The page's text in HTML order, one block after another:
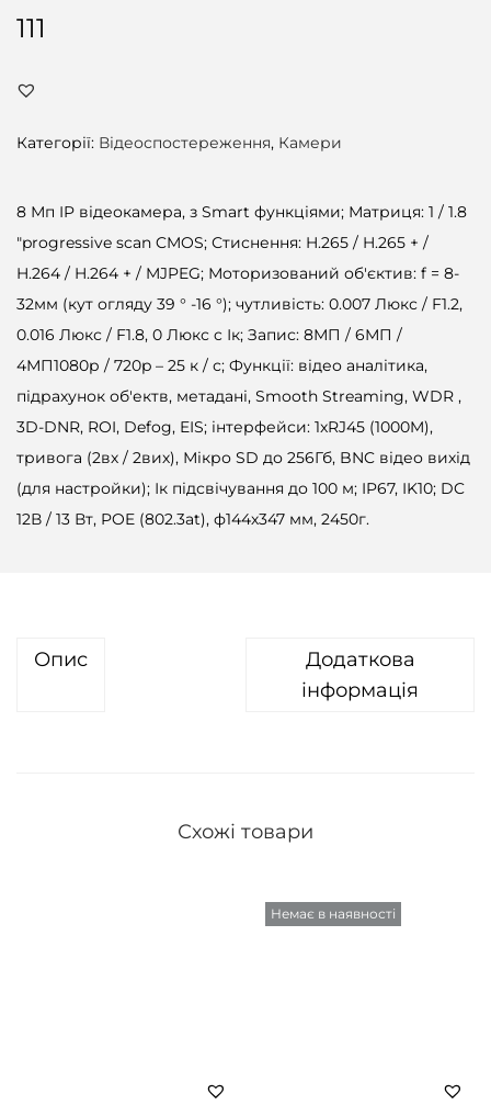
111
Категорії: Відеоспостереження, Камери
8 Мп IP відеокамера, з Smart функціями; Матриця: 1 / 1.8
"progressive scan CMOS; Стиснення: H.265 / H.265 + /
H.264 / H.264 + / MJPEG; Моторизований об'єктив: f = 8-
32мм (кут огляду 39 ° -16 °); чутливість: 0.007 Люкс / F1.2,
0.016 Люкс / F1.8, 0 Люкс c Ік; Запис: 8МП / 6МП /
4МП1080р / 720p – 25 к / с; Функції: відео аналітика,
підрахунок об'ектв, метадані, Smooth Streaming, WDR ,
3D-DNR, ROI, Defog, EIS; інтерфейси: 1xRJ45 (1000M),
тривога (2вх / 2вих), Мікро SD до 256Гб, BNC відео вихід
(для настройки); Ік підсвічування до 100 м; IP67, IK10; DC
12В / 13 Вт, POE (802.3at), ф144х347 мм, 2450г.
Опис
Додаткова
інформація
Схожі товари
Немає в наявності